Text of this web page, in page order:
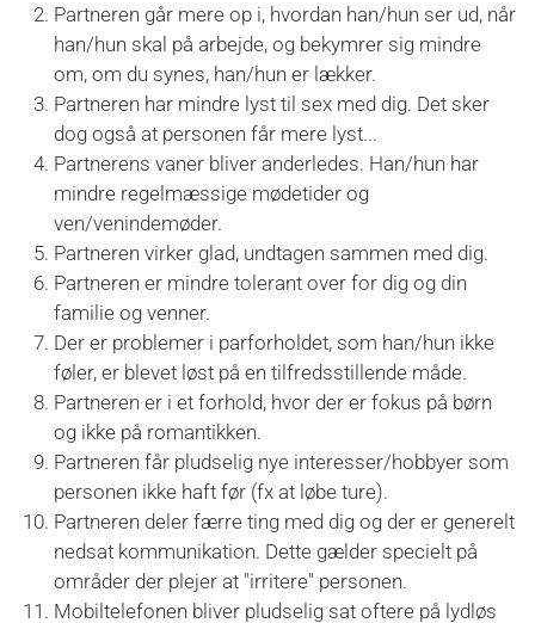
Partneren går mere op i, hvordan han/hun ser ud, når
han/hun skal på arbejde, og bekymrer sig mindre
om, om du synes, han/hun er lækker.
Partneren har mindre lyst til sex med dig. Det sker
dog også at personen får mere lyst...
Partnerens vaner bliver anderledes. Han/hun har
mindre regelmæssige mødetider og
ven/venindemøder.
Partneren virker glad, undtagen sammen med dig.
Partneren er mindre tolerant over for dig og din
familie og venner.
Der er problemer i parforholdet, som han/hun ikke
føler, er blevet løst på en tilfredsstillende måde.
Partneren er i et forhold, hvor der er fokus på børn
og ikke på romantikken.
Partneren får pludselig nye interesser/hobbyer som
personen ikke haft før (fx at løbe ture).
Partneren deler færre ting med dig og der er generelt
nedsat kommunikation. Dette gælder specielt på
områder der plejer at "irritere" personen.
Mobiltelefonen bliver pludselig sat oftere på lydløs